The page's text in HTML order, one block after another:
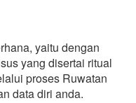
yaitu dengan
yang disertai ritual
proses Ruwatan
data diri anda.